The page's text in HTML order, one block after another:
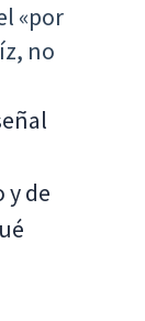
«por
no
y de